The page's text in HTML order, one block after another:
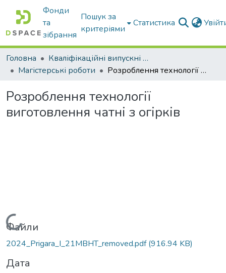
Фонди
та
зібрання
Пошук за
критеріями
Статистика
Головна
Кваліфікаційні випускні роботи бакалаврів і магістрів
Магістерські роботи
Розроблення технології виготовлення чатні з огірків
Розроблення технології
виготовлення чатні з огірків
Вантажиться...
Файли
2024_Prigara_I_21MBHT_removed.pdf(916.94 KB)
Дата